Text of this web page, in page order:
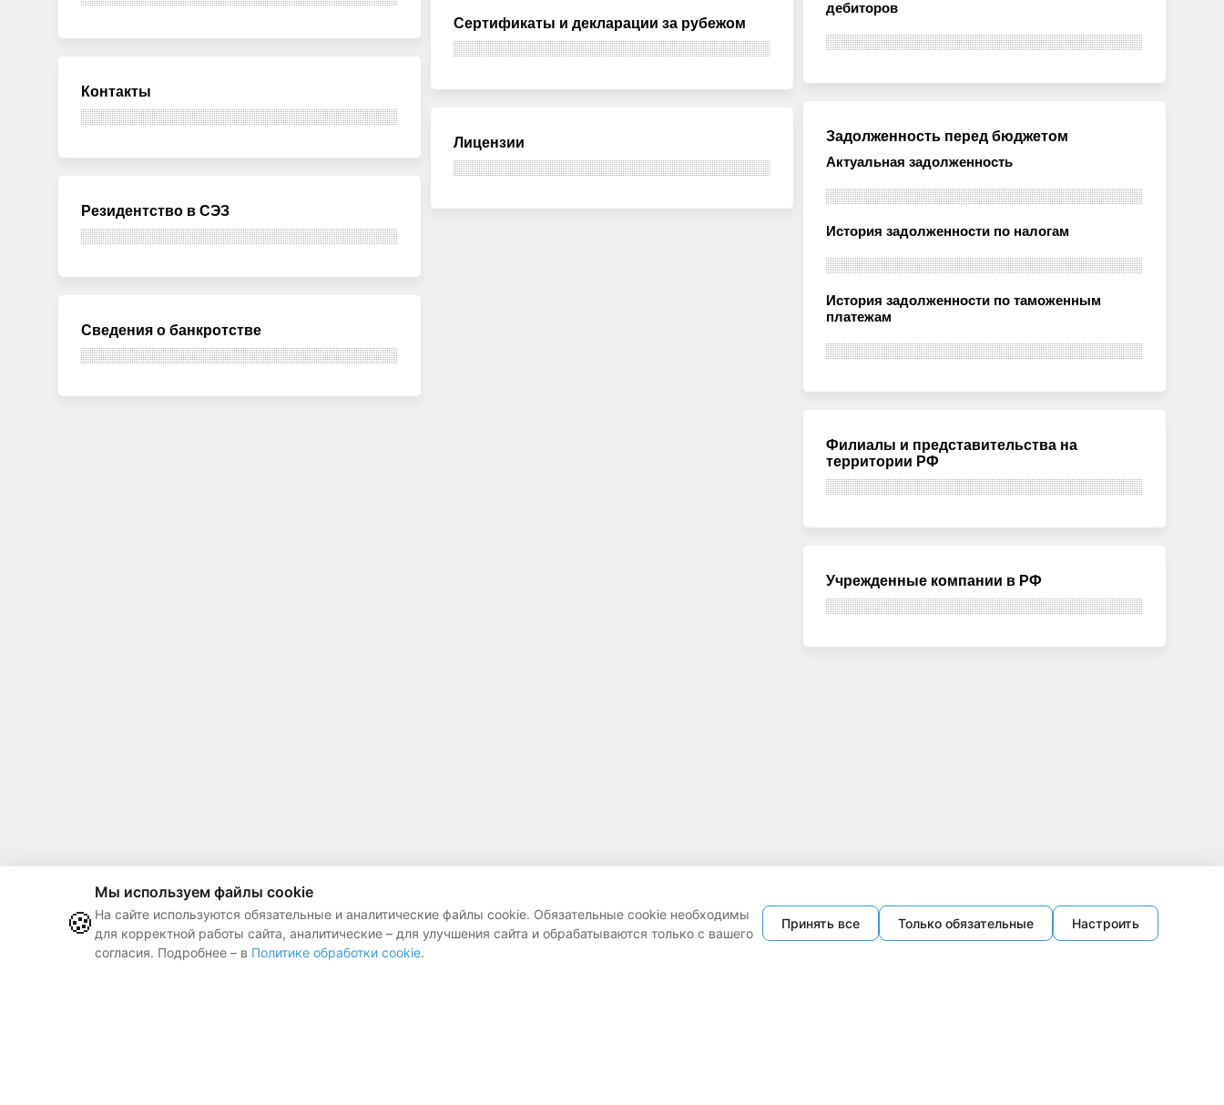
Контакты
Резидентство в СЭЗ
Сведения о банкротстве
Сертификаты и декларации за рубежом
Лицензии
дебиторов
Задолженность перед бюджетом
Актуальная задолженность
История задолженности по налогам
История задолженности по таможенным
платежам
Филиалы и представительства на
территории РФ
Учрежденные компании в РФ
🍪
Мы используем файлы cookie
На сайте используются обязательные и аналитические файлы cookie. Обязательные cookie необходимы
для корректной работы сайта, аналитические – для улучшения сайта и обрабатываются только с вашего
согласия. Подробнее – в Политике обработки cookie.
Принять все Только обязательные Настроить